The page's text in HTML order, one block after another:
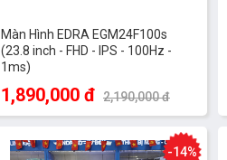
Màn Hình EDRA EGM24F100s
(23.8 inch - FHD - IPS - 100Hz -
1ms)
1,890,000 đ 2,190,000 đ
-14%